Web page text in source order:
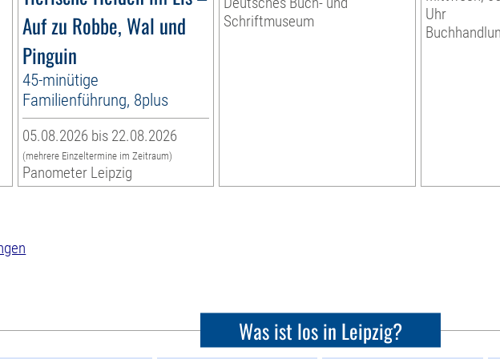
Auf zu Robbe, Wal und
Pinguin
45-minütige
Familienführung, 8plus
05.08.2026 bis 22.08.2026
(mehrere Einzeltermine im Zeitraum)
Panometer Leipzig
Schriftmuseum
Uhr
Was ist los in Leipzig?